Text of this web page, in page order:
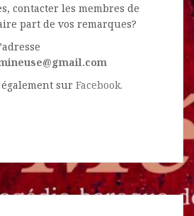
contacter les membres de
part de vos remarques?
sur Facebook.